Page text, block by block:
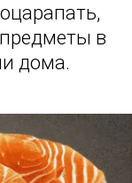
в
дома.